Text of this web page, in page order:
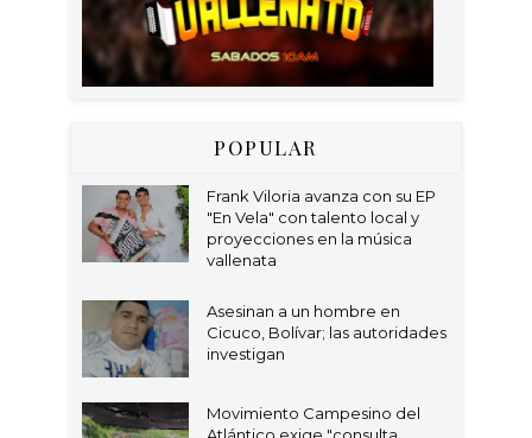
POPULAR
Frank Viloria avanza con su EP
"En Vela" con talento local y
proyecciones en la música
vallenata
Asesinan a un hombre en
Cicuco, Bolívar; las autoridades
investigan
Movimiento Campesino del